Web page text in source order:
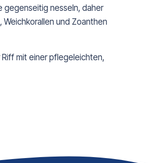
gegenseitig nesseln, daher
Weichkorallen und Zoanthen
mit einer pflegeleichten,